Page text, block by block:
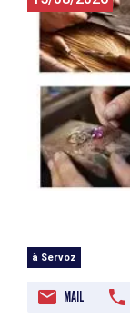
à Servoz
MAIL